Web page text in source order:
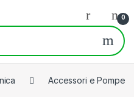
0
Accessori e Pompe